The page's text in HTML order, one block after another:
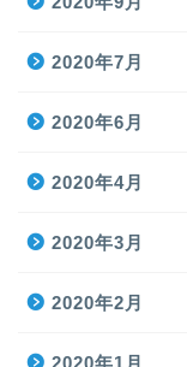
2020年7月
2020年6月
2020年4月
2020年3月
2020年2月
2020年1月